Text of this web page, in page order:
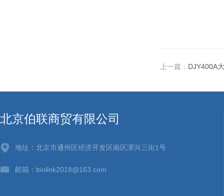
上一篇： DJY400A大
北京伯联商贸有限公司
地址：北京市通州区经济开发区南区漷兴三街1号
邮箱：biolink2018@163.com